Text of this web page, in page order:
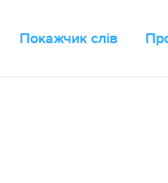
Покажчик слів